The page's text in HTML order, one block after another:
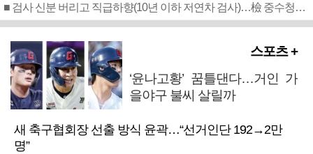
■ 검사 신분 버리고 직급하향(10년 이하 저연차 검사)…檢 중수청행 기피
스포츠 +
‘윤나고황’ 꿈틀댄다…거인 가
을야구 불씨 살릴까
새 축구협회장 선출 방식 윤곽…“선거인단 192→2만
명”